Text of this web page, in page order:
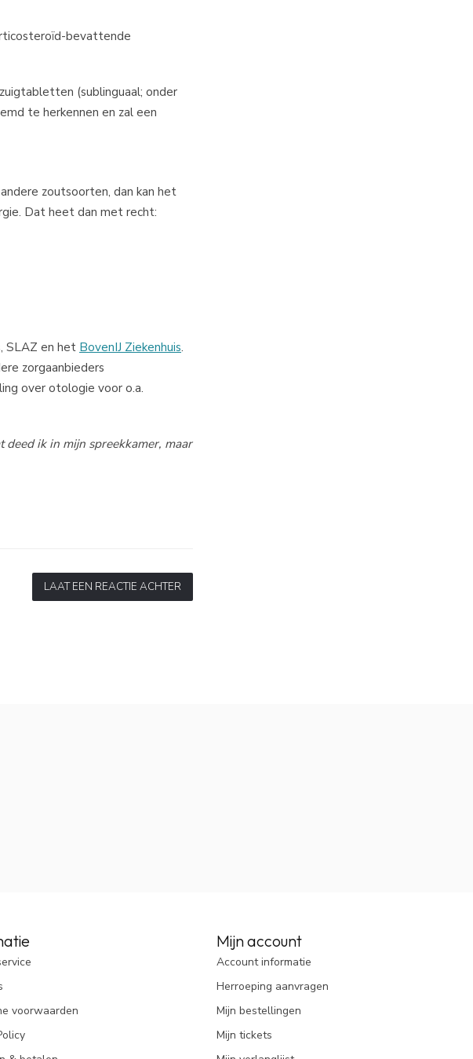
bevattende
(sublinguaal; onder
te herkennen en zal een
zoutsoorten, dan kan het
Dat heet dan met recht:
SLAZ en het BovenIJ Ziekenhuis.
zorgaanbieders
over otologie voor o.a.
deed ik in mijn spreekkamer, maar
LAAT EEN REACTIE ACHTER
voorwaarden
Mijn account
Account informatie
Herroeping aanvragen
Mijn bestellingen
Mijn tickets